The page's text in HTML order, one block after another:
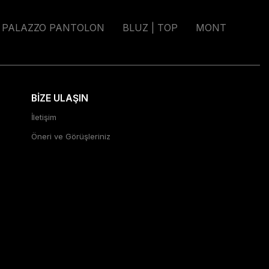
PALAZZO PANTOLON BLUZ | TOP
MONT
BİZE ULAŞIN
İletişim
Öneri ve Görüşleriniz